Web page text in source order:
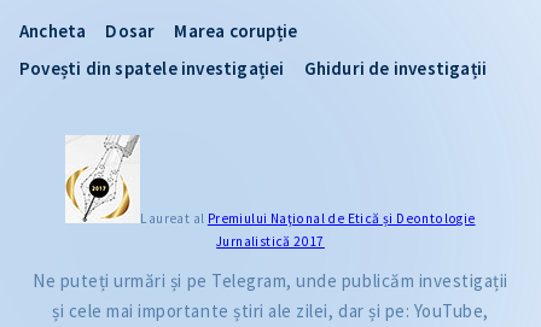
Ancheta Dosar
Marea corupție
Povești din spatele investigației
Ghiduri de investigații
Laureat al Premiului Naţional de Etică și Deontologie
Jurnalistică 2017
Ne puteți urmări și pe Telegram, unde publicăm investigații
și cele mai importante știri ale zilei, dar și pe: YouTube,